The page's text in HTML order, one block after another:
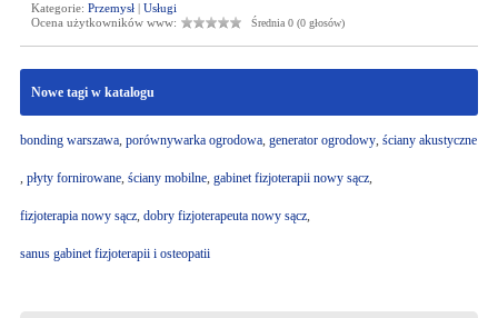
Kategorie: Przemysł| Usługi
Ocena użytkowników www:
Średnia 0 (0 głosów)
Nowe tagi w katalogu
bonding warszawa, porównywarka ogrodowa, generator ogrodowy, ściany akustyczne
, płyty fornirowane, ściany mobilne, gabinet fizjoterapii nowy sącz,
fizjoterapia nowy sącz, dobry fizjoterapeuta nowy sącz,
sanus gabinet fizjoterapii i osteopatii